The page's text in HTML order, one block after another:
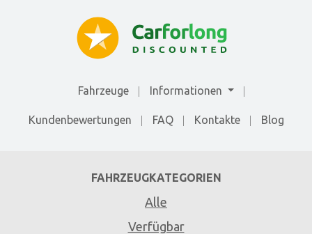
Fahrzeuge Informationen
Kundenbewertungen FAQ Kontakte Blog
FAHRZEUGKATEGORIEN
Alle
Verfügbar